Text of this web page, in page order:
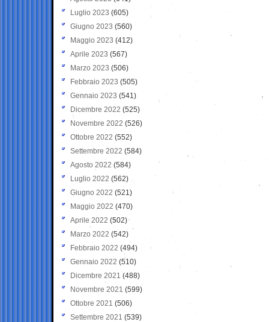
Luglio 2023 (605)
Giugno 2023 (560)
Maggio 2023 (412)
Aprile 2023 (567)
Marzo 2023 (506)
Febbraio 2023 (505)
Gennaio 2023 (541)
Dicembre 2022 (525)
Novembre 2022 (526)
Ottobre 2022 (552)
Settembre 2022 (584)
Agosto 2022 (584)
Luglio 2022 (562)
Giugno 2022 (521)
Maggio 2022 (470)
Aprile 2022 (502)
Marzo 2022 (542)
Febbraio 2022 (494)
Gennaio 2022 (510)
Dicembre 2021 (488)
Novembre 2021 (599)
Ottobre 2021 (506)
Settembre 2021 (539)